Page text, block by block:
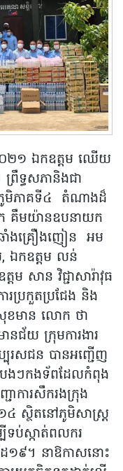
០២១ ឯកឧត្តម ឈើយ
រឹទ្ធសភានិងជា
ភូមិភាគទី៤ តំណាងដ៏
ែ គឹមយ៉ានឧបនាយក
រឆាំងគ្រឿងញៀន អម
ឯកឧត្តម លន់
ម សាន វិជ្ជាសារ៉ាវុធ
ារប្រកួតប្រជែង និង
សុខមាន លោក ថា
នជ័យ ក្រុមការងារ
រសជន បានអញ្ជើញ
ងៗកងទ័ពដែលកំពុង
ការសឹករងក្រុង
៤ ស្ថិតនៅភូមិសាស្ត្រ
ទប់ស្កាត់ពលករ
វីដ១៩។ នាឱកាសនោះ